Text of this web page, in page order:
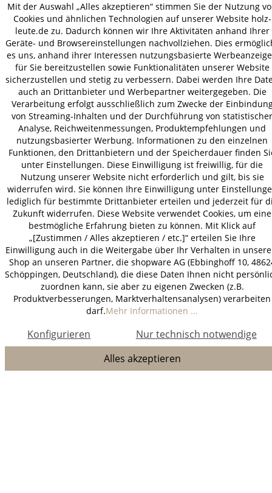
VERSAND
AGB Datenschutz
Impressum
© 2026 HOLZ-LEUTE
* Alle Preise inkl. gesetzl. Mehrwertsteuer zzgl.Versandkosten.
Mit der Auswahl „Alles akzeptieren“ stimmen Sie der Nutzung
Cookies und ähnlichen Technologien auf unserer Website holz-
leute.de zu. Dadurch können wir Ihre Aktivitäten anhand Ihrer
Geräte- und Browsereinstellungen nachvollziehen. Dies
es uns, anhand ihrer Interessen nutzungsbasierte
für Sie bereitzustellen sowie Funktionalitäten unserer Website
sicherzustellen und stetig zu verbessern. Dabei werden Ihre
auch an Drittanbieter und Werbepartner weitergegeben. Die
Verarbeitung erfolgt ausschließlich zum Zwecke der
von Streaming-Inhalten und der Durchführung von statistischer
Analyse, Reichweitenmessungen, Produktempfehlungen und
nutzungsbasierter Werbung. Informationen zu den einzelnen
Funktionen, den Drittanbietern und der Speicherdauer finden
unter Einstellungen. Diese Einwilligung ist freiwillig, für die
Nutzung unserer Website nicht erforderlich und gilt, bis sie
widerrufen wird. Sie können Ihre Einwilligung unter
lediglich für bestimmte Drittanbieter erteilen und jederzeit für
Zukunft widerrufen. Diese Website verwendet Cookies, um eine
bestmögliche Erfahrung bieten zu können. Mit Klick auf
„[Zustimmen / Alles akzeptieren / etc.]“ erteilen Sie Ihre
Einwilligung auch in die Weitergabe über Ihr Verhalten in
Shop an unseren Partner, die shopware AG (Ebbinghoff 10,
Schöppingen, Deutschland), die diese Daten Ihnen nicht
zuordnen kann, sie aber zu eigenen Zwecken (z.B.
Produktverbesserungen, Marktverhaltensanalysen) verarbeiten
darf.Mehr Informationen ...
Nur technisch notwendige
Konfigurieren
Alles akzeptieren